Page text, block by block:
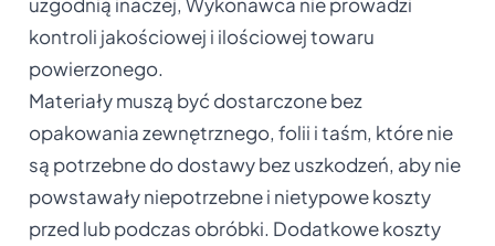
kontroli jakościowej i ilościowej towaru
powierzonego.
Materiały muszą być dostarczone bez
opakowania zewnętrznego, folii i taśm, które nie
są potrzebne do dostawy bez uszkodzeń, aby nie
powstawały niepotrzebne i nietypowe koszty
przed lub podczas obróbki. Dodatkowe koszty